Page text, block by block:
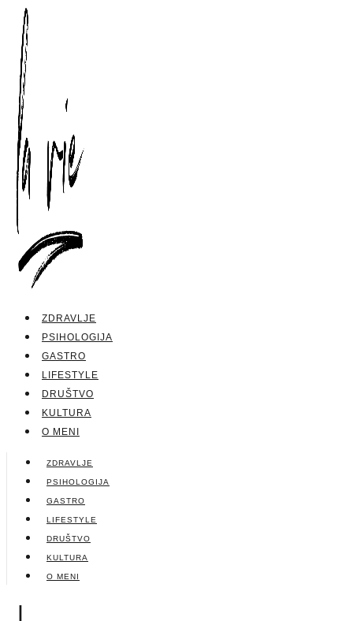
ZDRAVLJE
PSIHOLOGIJA
GASTRO
LIFESTYLE
DRUŠTVO
KULTURA
O MENI
ZDRAVLJE
PSIHOLOGIJA
GASTRO
LIFESTYLE
DRUŠTVO
KULTURA
O MENI
|